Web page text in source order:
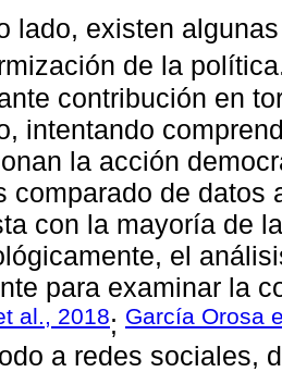
lado, existen
de la
contribución en
intentando
la acción
comparado de datos
con la mayoría de
el
para examinar la
al., 2018; García Orosa
a redes sociales,